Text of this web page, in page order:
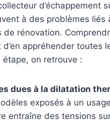
d’échappement
à des problèmes liés
de rénovation.
d’en appréhender
on retrouve :
dues à la dilatation
exposés à un
entraîne des tensions